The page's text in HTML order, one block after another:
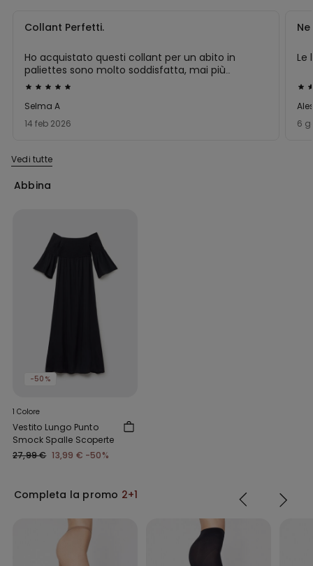
Valutato
5
su
14 feb 2026
Selma A
Collant Perfetti.
Ho acquistato questi collant per un abito in
paliettes sono molto soddisfatta, mai più
senza! ne acquisterò ancora.
5
su
6
Le
Vedi tutte
Abbina
-50%
1 Colore
Vestito Lungo Punto
Smock Spalle Scoperte
27,99 € 13,99 € -50%
Completa la promo 2+1